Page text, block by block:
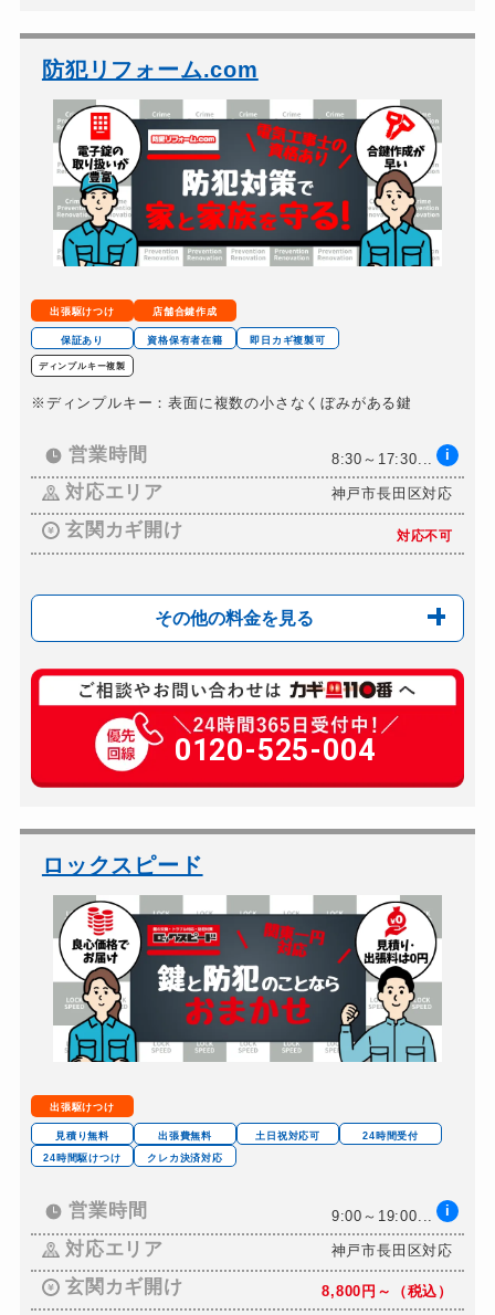
バイクカギ開け
バイクカギ作成 12,000円～(税込)
スーツケースカギ開け 6,000円～(税込)
スーツケースカギ作成 8,000円～(税込)
金庫カギ開け 6,000円〜(税込)
金庫カギ修理 8,000円～(税込)
ロッカーカギ開け
ドアノブカギ開け
ドアノブカギ作成 8,000円～(税込)
ドアノブカギ交換 10,000円～(税込)
防犯リフォーム.com
出張駆けつけ 店舗合鍵作成
保証あり 資格保有者在籍 即日カギ複製可
ディンプルキー複製
※ディンプルキー：表面に複数の小さなくぼみがある鍵
営業時間 8:30～17:30... i
対応エリア 神戸市長田区対応
玄関カギ開け 対応不可
その他の料金を見る
玄関カギ交換 12,000円～(税別)
金庫カギ開け 30,000円～（税別）
金庫カギ修理 別途お見積り
ロッカーカギ開け
ドアノブカギ開け 別途お見積り
ドアノブカギ作成 別途お見積り
ドアノブカギ交換 別途お見積り
0120-525-004
ロックスピード
出張駆けつけ
見積り無料 出張費無料 土日祝対応可
24時間受付
24時間駆けつけ
クレカ決済対応
営業時間 9:00～19:00... i
対応エリア 神戸市長田区対応
玄関カギ開け 8,800円～（税込）